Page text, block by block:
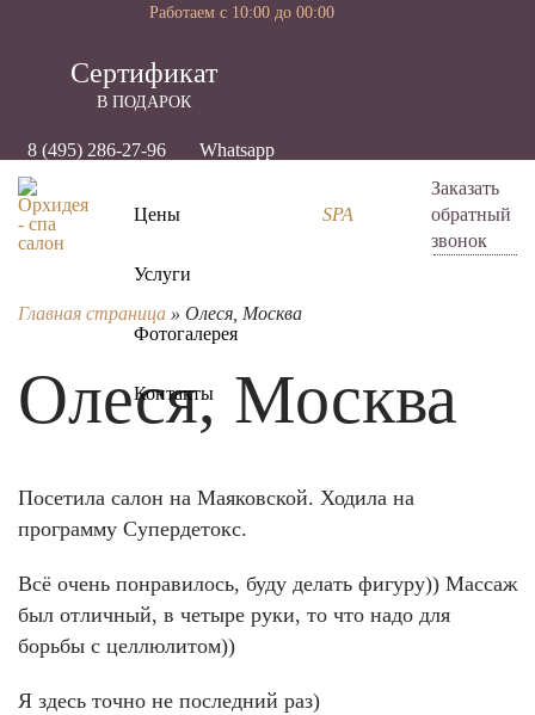
Работаем с 10:00 до 00:00
Cертификат
В ПОДАРОК
8 (495) 286-27-96 Whatsapp
Цены
Услуги
Фотогалерея
Контакты
SPA
Заказать
обратный
звонок
Главная страница » Олеся, Москва
Олеся, Москва
Посетила салон на Маяковской. Ходила на
программу Супердетокс.
Всё очень понравилось, буду делать фигуру)) Массаж
был отличный, в четыре руки, то что надо для
борьбы с целлюлитом))
Я здесь точно не последний раз)